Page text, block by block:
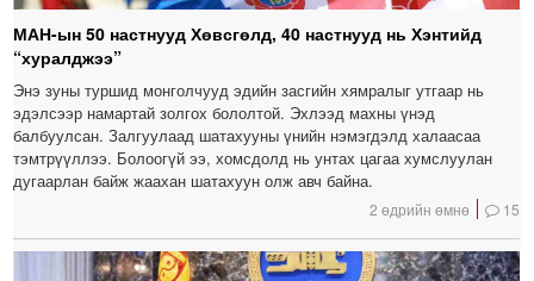
МАН-ын 50 настнууд Хөвсгөлд, 40 настнууд нь Хэнтийд
“хуралджээ”
Энэ зуны туршид монголчууд эдийн засгийн хямралыг утгаар нь
эдэлсээр намартай золгох бололтой. Эхлээд махны үнэд
балбуулсан. Залгуулаад шатахууны үнийн нэмэгдэлд халаасаа
тэмтрүүллээ. Болоогүй ээ, хомсдолд нь унтах цагаа хумслуулан
дугаарлан байж жаахан шатахуун олж авч байна.
2 өдрийн өмнө 15